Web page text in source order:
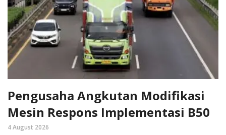
Pengusaha Angkutan Modifikasi
Mesin Respons Implementasi B50
4 August 2026